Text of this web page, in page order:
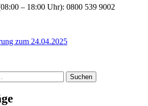
– 18:00 Uhr): 0800 539 9002
zum 24.04.2025